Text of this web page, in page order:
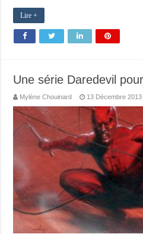
Lire +
Une série Daredevil
Mylène Chouinard 13 Décembre 2013